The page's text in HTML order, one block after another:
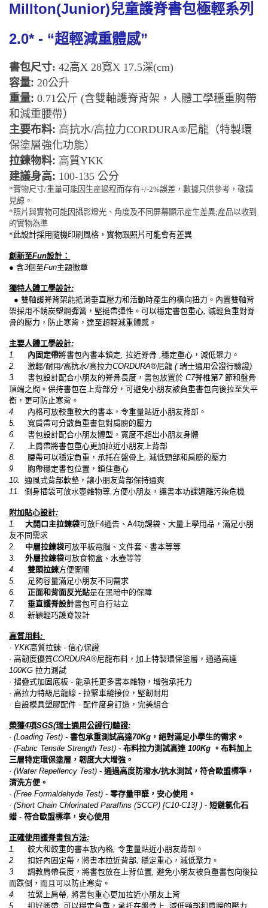
Millton(Junior)兒童護脊書包極輕系列
2.0* - “超輕減重體感”
書包尺寸: 42高X 28寬X 17.5深(cm)
容量: 20公升
重量: 0.71公斤 (含雙軸護脊背架，人體工學穩重胸帶
和減重腰帶）
主要布料: 高抗水/高拉力CORDURA®尼龍（特製環
保塗層強化功能）
拉鍊物料: 高質YKK
建議身高: 100-135 公分
*實物尺寸/重量可能因生産過程而存有+/-2%誤差，數據只供參考，敬請
見諒。
*照片與實物可能因攝影燈光、角度及不同屏幕顯示産生差異;産品以收到
的實物為準
*此設計採用隨機印刷風格，實物跟照片可能會有差異
創新至Fun設計：
● 含3個至Fun主題徽章
獨特人體工學設計:
● 雙軸護脊背架能抵消垂直壓力和活動時產生的橫向扭力。內置雙軸背
架採用不銹炭塑鋼彈簧，堅挺帶彈性。可以穩定書包重心, 減輕負重對脊
骨的壓力，防止寒背，達至超輕減重體感。
主要人體工學設計:
1. 內固定帶將書包內書本鎖定, 拉近脊骨 ,穩定重心，減低聚力。
2. 激輕/耐用/高抗水/高拉力CORDURA®尼龍 (瑞士通用公證行驗證)
3. 書包設計配合小朋友的脊骨長度，書包放置於 C7脊椎第7 節和盤骨
頂端之間。保持書包在上背部分，可避免小朋友被負重書包向後拉至失平
衡，更可防止寒背。
4. 內格可放較重較大的書本，令重量貼近小朋友背部。
5.
寬肩帶可分散負重書包對肩膀的壓力
6. 書包設計配合小朋友體型，寬度不超出小朋友身體
7.
上肩帶將書包重心更加拉近小朋友上背部
8. 腰帶可以穩定負重，承托在盤骨上, 減低頸部和肩膀的壓力
9. 胸帶穩定書包位置，鎖住重心
10. 通風式背部軟墊，讓小朋友背部保持通爽
11. 側身插袋可放水壺雜物等,方便小朋友，讓書本功課遠離污染危機
附加貼心設計:
1. 大開口主拉鍊袋可放F4通告、 A4功課袋、大量上學用品，滿足小朋
友不同需求
2. 中層拉鍊袋可放平板電腦、文件套、書本等等
3. 外層拉鍊袋可放食物盒、水壺等等
4. 雙頭拉鍊方便開關
5.
足夠容量滿足小朋友不同需求
6. 正面和背面反光貼是在黑暗中的保障
7. 垂直護脊設計書包可自行站立
8. 新穎輕巧護脊設計
高質用料:
· YKK高質拉鍊 - 信心保證
· 高韌度優質CORDURA®尼龍布料，加上特製環保塗層，通過高達
100KG 拉力測試
· 摺疊式加固底板 - 能承托更多書本雜物，增強承托力
· 高拉力特級尼龍線 - 拉緊車縫接位，堅韌耐用
· 自設模具塑膠配件 - 配件度身訂造，完美組合
榮獲4項SGS(瑞士通用公證行)驗證:
· (Loading Test) - 書包承重測試高達70Kg ，絕對滿足小學生的需求。
· (Fabric Tensile Strength Test) - 布料拉力測試高達 100Kg 。布料加上
三層特定環保塗層，韌度大大增強。
· (Water Repellency Test) - 通過高度防潑水/抗水測試，符合歐盟標準，
清洗方便。
· (Free Formaldehyde Test) - 零存量甲醛，安心使用。
· (Short Chain Chlorinated Paraffins (SCCP) [C10-C13] ) - 短鏈氯化石
蜡 - 符合歐盟標準，安心使用
正確使用護脊書包方法:
1. 較大和較重的書本放內格, 令重量貼近小朋友背部。
2. 扣好內固定帶，將書本拉近背部, 穩定重心，減低聚力。
3. 調教肩帶長度，將書包放在上背位置, 避免小朋友被負重書包向後拉
而跌倒，而且可以防止寒背。
4. 拉緊上肩帶, 將書包重心更加拉近小朋友上背
5. 扣好腰帶 可以穩定負重，承托在盤骨上 減低頸部和肩膀的壓力